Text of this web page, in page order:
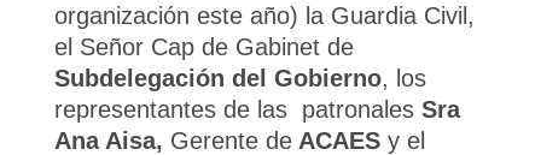
organización este año) la Guardia Civil,
el Señor Cap de Gabinet de
Subdelegación del Gobierno, los
representantes de las patronalesSra
Ana Aisa, Gerente deACAESy el